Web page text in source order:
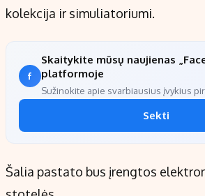
kolekcija ir simuliatoriumi.
Skaitykite mūsų naujienas
platformoje
Sužinokite apie svarbiausius įvykius
Sekti
Šalia pastato bus įrengtos